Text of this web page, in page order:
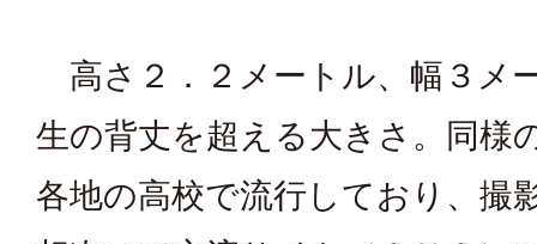
高さ２．２メートル、幅３メ
生の背丈を超える大きさ。同様
各地の高校で流行しており、撮